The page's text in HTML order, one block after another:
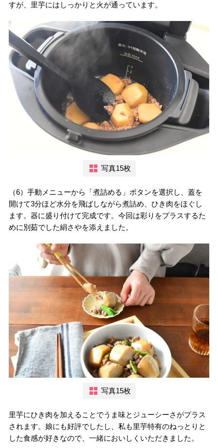
すが、里芋にはしっかりと火が通っています。
写真15枚
（6）手動メニューから「煮詰める」ボタンを選択し、蓋を
開けて3分ほど水分を飛ばしながら煮詰め、ひき肉をほぐし
ます。器に盛り付けて完成です。今回は彩りをプラスするた
めに別茹でした絹さやを添えました。
写真15枚
里芋にひき肉を加えることでうま味とジューシーさがプラス
されます。娘にも好評でしたし、私も里芋特有のねっとりと
した食感が好きなので、一緒においしくいただきました。